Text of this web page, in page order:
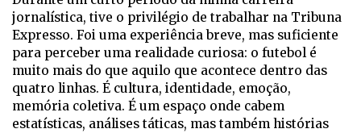
jornalística, tive o privilégio de trabalhar na Tribuna
Expresso. Foi uma experiência breve, mas suficiente
para perceber uma realidade curiosa: o futebol é
muito mais do que aquilo que acontece dentro das
quatro linhas. É cultura, identidade, emoção,
memória coletiva. É um espaço onde cabem
estatísticas, análises táticas, mas também histórias